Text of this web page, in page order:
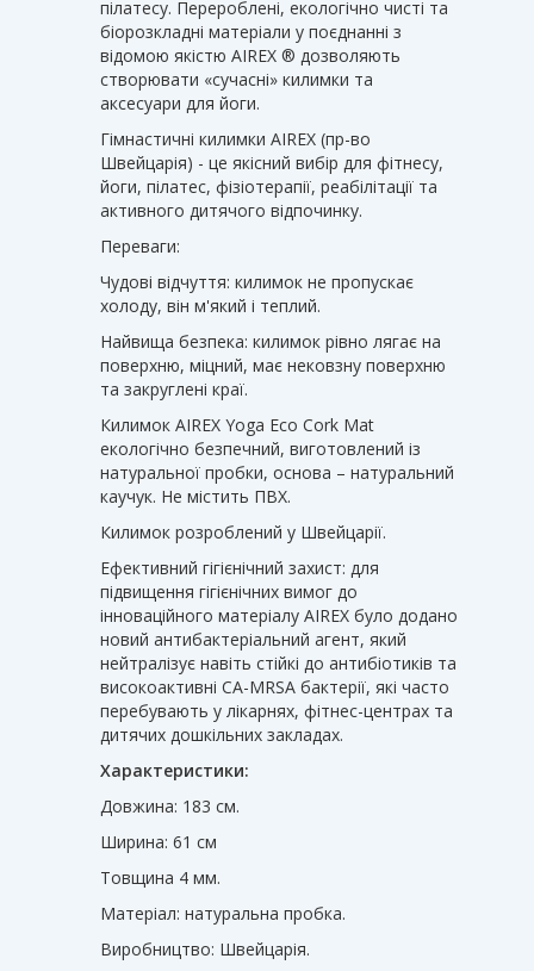
пілатесу. Перероблені, екологічно чисті та
біорозкладні матеріали у поєднанні з
відомою якістю AIREX ® дозволяють
створювати «сучасні» килимки та
аксесуари для йоги.
Гімнастичні килимки AIREX (пр-во
Швейцарія) - це якісний вибір для фітнесу,
йоги, пілатес, фізіотерапії, реабілітації та
активного дитячого відпочинку.
Переваги:
Чудові відчуття: килимок не пропускає
холоду, він м'який і теплий.
Найвища безпека: килимок рівно лягає на
поверхню, міцний, має нековзну поверхню
та закруглені краї.
Килимок AIREX Yoga Eco Cork Mat
екологічно безпечний, виготовлений із
натуральної пробки, основа – натуральний
каучук. Не містить ПВХ.
Килимок розроблений у Швейцарії.
Ефективний гігієнічний захист: для
підвищення гігієнічних вимог до
інноваційного матеріалу AIREX було додано
новий антибактеріальний агент, який
нейтралізує навіть стійкі до антибіотиків та
високоактивні CA-MRSA бактерії, які часто
перебувають у лікарнях, фітнес-центрах та
дитячих дошкільних закладах.
Характеристики:
Довжина: 183 см.
Ширина: 61 см
Товщина 4 мм.
Матеріал: натуральна пробка.
Виробництво: Швейцарія.